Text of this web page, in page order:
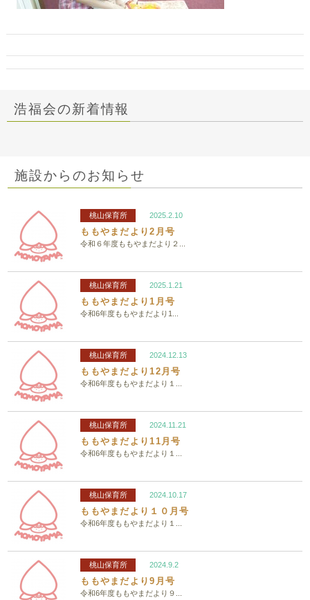
浩福会の新着情報
施設からのお知らせ
桃山保育所 2025.2.10
ももやまだより2月号
令和６年度ももやまだより２...
桃山保育所 2025.1.21
ももやまだより1月号
令和6年度ももやまだより1...
桃山保育所 2024.12.13
ももやまだより12月号
令和6年度ももやまだより１...
桃山保育所 2024.11.21
ももやまだより11月号
令和6年度ももやまだより１...
桃山保育所 2024.10.17
ももやまだより１０月号
令和6年度ももやまだより１...
桃山保育所 2024.9.2
ももやまだより9月号
令和6年度ももやまだより９...